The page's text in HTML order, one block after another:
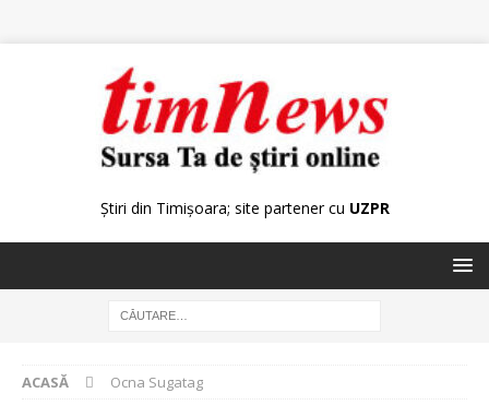
Știri din Timișoara; site partener cu UZPR
ACASĂ Ocna Sugatag